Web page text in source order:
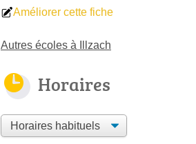
Améliorer cette fiche
Autres écoles à Illzach
Horaires